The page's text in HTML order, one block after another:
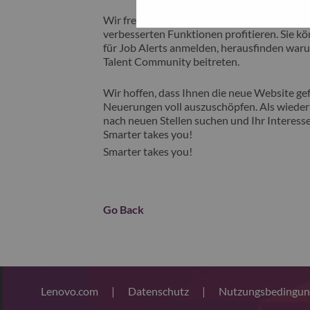
Wir freuen uns, Ihnen unsere neue
verbesserten Funktionen profitieren. Sie
für Job Alerts anmelden, herausfinden
Talent Community beitreten.
Wir hoffen, dass Ihnen die neue Website
Neuerungen voll auszuschöpfen. Als
nach neuen Stellen suchen und Ihr
Smarter takes you!
Smarter takes you!
Go Back
Lenovo.com | Datenschutz |